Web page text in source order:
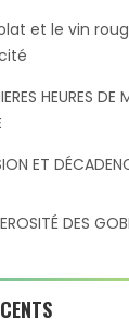
et le vin
HEURES DE
ET
DES